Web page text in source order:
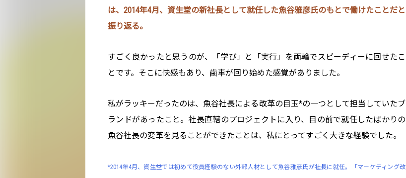
は、2014年4月、資生堂の新社長として就任した魚谷雅彦氏のもとで働けたことだと
振り返る。
すごく良かったと思うのが、「学び」と「実行」を両輪でスピーディーに回せたこ
とです。そこに快感もあり、歯車が回り始めた感覚がありました。
私がラッキーだったのは、魚谷社長による改革の目玉*の一つとして担当していたブ
ランドがあったこと。社長直轄のプロジェクトに入り、目の前で就任したばかりの
魚谷社長の変革を見ることができたことは、私にとってすごく大きな経験でした。
*2014年4月、資生堂では初めて役員経験のない外部人材として魚谷雅彦氏が社長に就任。「マーケティング改